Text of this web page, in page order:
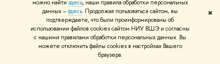
можно найти здесь, наши правила обработки персональных
данных –здесь. Продолжая пользоваться сайтом, вы
подтверждаете, что были проинформированы об
использовании файлов cookies сайтом НИУ ВШЭ и согласны
с нашими правилами обработки персональных данных. Вы
можете отключить файлы cookies в настройках Вашего
браузера.
✖
участия в олимпиадных
состязаниях по отдельным
направлениям»